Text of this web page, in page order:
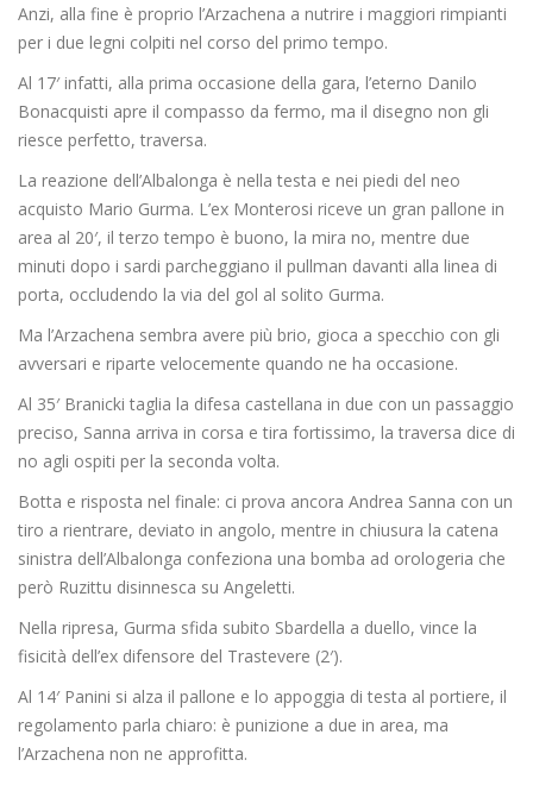
Anzi, alla fine è proprio l’Arzachena a nutrire i maggiori rimpianti
per i due legni colpiti nel corso del primo tempo.
Al 17′ infatti, alla prima occasione della gara, l’eterno Danilo
Bonacquisti apre il compasso da fermo, ma il disegno non gli
riesce perfetto, traversa.
La reazione dell’Albalonga è nella testa e nei piedi del neo
acquisto Mario Gurma. L’ex Monterosi riceve un gran pallone in
area al 20′, il terzo tempo è buono, la mira no, mentre due
minuti dopo i sardi parcheggiano il pullman davanti alla linea di
porta, occludendo la via del gol al solito Gurma.
Ma l’Arzachena sembra avere più brio, gioca a specchio con gli
avversari e riparte velocemente quando ne ha occasione.
Al 35′ Branicki taglia la difesa castellana in due con un passaggio
preciso, Sanna arriva in corsa e tira fortissimo, la traversa dice di
no agli ospiti per la seconda volta.
Botta e risposta nel finale: ci prova ancora Andrea Sanna con un
tiro a rientrare, deviato in angolo, mentre in chiusura la catena
sinistra dell’Albalonga confeziona una bomba ad orologeria che
però Ruzittu disinnesca su Angeletti.
Nella ripresa, Gurma sfida subito Sbardella a duello, vince la
fisicità dell’ex difensore del Trastevere (2′).
Al 14′ Panini si alza il pallone e lo appoggia di testa al portiere, il
regolamento parla chiaro: è punizione a due in area, ma
l’Arzachena non ne approfitta.